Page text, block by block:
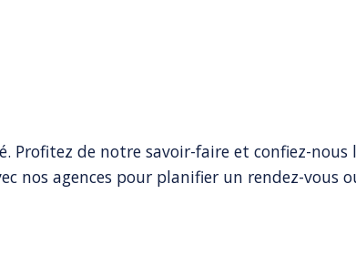
Profitez de notre savoir-faire et confiez-nous
nos agences pour planifier un rendez-vous